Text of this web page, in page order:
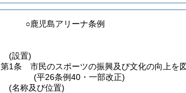
○鹿児島アリーナ条例
(設置)
第1条
市民のスポーツの振興及び文化の向上を
(平26条例40・一部改正)
(名称及び位置)